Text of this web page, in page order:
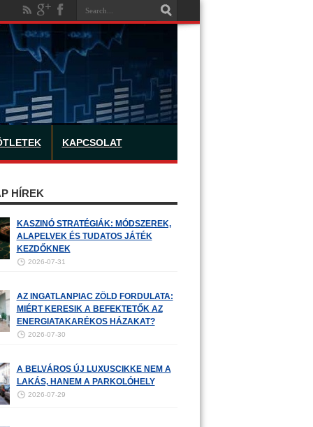
KAPCSOLAT
HÍREK
KASZINÓ STRATÉGIÁK: MÓDSZEREK,
ALAPELVEK ÉS TUDATOS JÁTÉK
KEZDŐKNEK
2026-07-31
AZ INGATLANPIAC ZÖLD FORDULATA:
MIÉRT KERESIK A BEFEKTETŐK AZ
ENERGIATAKARÉKOS HÁZAKAT?
2026-07-30
A BELVÁROS ÚJ LUXUSCIKKE NEM A
LAKÁS, HANEM A PARKOLÓHELY
2026-07-29